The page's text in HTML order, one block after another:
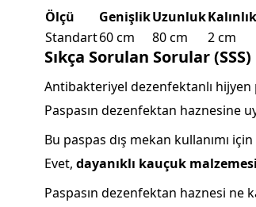
Ölçü GenişlikUzunlukKalınlık
Standart60 cm 80 cm 2 cm
Sıkça Sorulan Sorular (SSS)
Antibakteriyel dezenfektanlı hijyen
Paspasın dezenfektan haznesine
Bu paspas dış mekan kullanımı
Evet, dayanıklı kauçuk malzemesi
Paspasın dezenfektan haznesi ne